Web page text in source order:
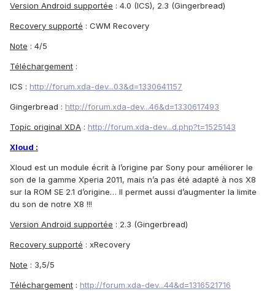
Version Android supportée : 4.0 (ICS), 2.3 (Gingerbread)
Recovery supporté : CWM Recovery
Note : 4/5
Téléchargement :
ICS : http://forum.xda-dev...03&d=1330641157
Gingerbread : http://forum.xda-dev...46&d=1330617493
Topic original XDA : http://forum.xda-dev...d.php?t=1525143
Xloud :
Xloud est un module écrit à l’origine par Sony pour améliorer le
son de la gamme Xperia 2011, mais n’a pas été adapté à nos X8
sur la ROM SE 2.1 d’origine… Il permet aussi d’augmenter la limite
du son de notre X8 !!!
Version Android supportée : 2.3 (Gingerbread)
Recovery supporté : xRecovery
Note : 3,5/5
Téléchargement : http://forum.xda-dev...44&d=1316521716